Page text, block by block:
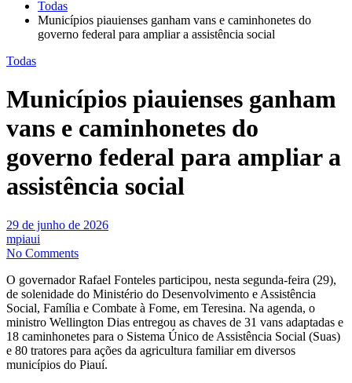
Todas
Municípios piauienses ganham vans e caminhonetes do
governo federal para ampliar a assistência social
Todas
Municípios piauienses ganham
vans e caminhonetes do
governo federal para ampliar a
assistência social
29 de junho de 2026
mpiaui
No Comments
O governador Rafael Fonteles participou, nesta segunda-feira (29),
de solenidade do Ministério do Desenvolvimento e Assistência
Social, Família e Combate à Fome, em Teresina. Na agenda, o
ministro Wellington Dias entregou as chaves de 31 vans adaptadas e
18 caminhonetes para o Sistema Único de Assistência Social (Suas)
e 80 tratores para ações da agricultura familiar em diversos
municípios do Piauí.